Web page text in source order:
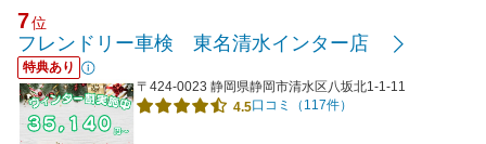
7位
フレンドリー車検 東名清水インター店
特典あり
〒424-0023 静岡県静岡市清水区八坂北1-1-11
4.5口コミ（117件）